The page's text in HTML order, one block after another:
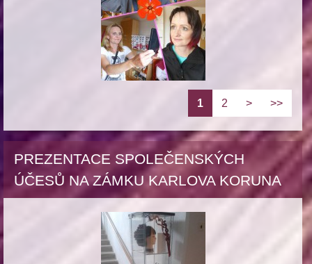
1 2 > >>
PREZENTACE SPOLEČENSKÝCH
ÚČESŮ NA ZÁMKU KARLOVA KORUNA